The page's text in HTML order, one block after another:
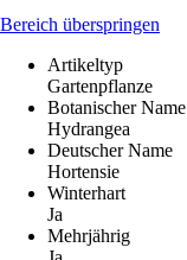
Bereich überspringen
Artikeltyp
Gartenpflanze
Botanischer Name
Hydrangea
Deutscher Name
Hortensie
Winterhart
Ja
Mehrjährig